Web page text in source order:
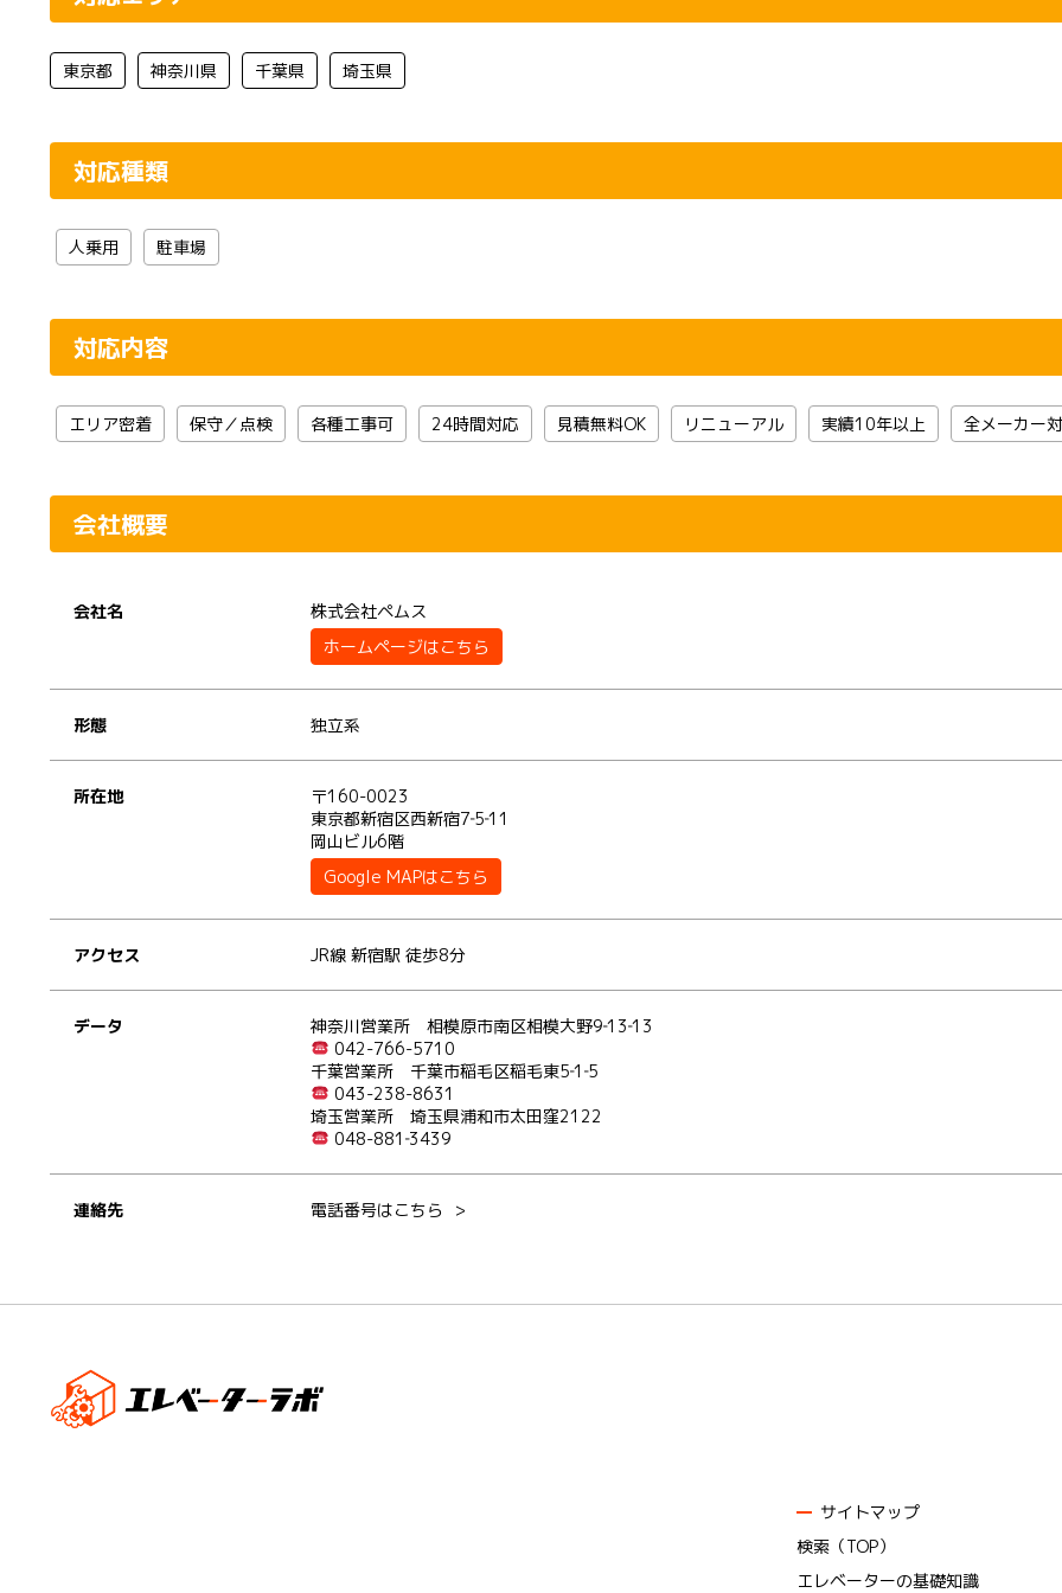
東京都 神奈川県 千葉県 埼玉県
対応種類
人乗用 駐車場
対応内容
エリア密着 保守／点検 各種工事可 24時間対応 見積無料OK リニューアル 実績10年以上 全メーカー
会社概要
会社名
株式会社ペムス
ホームページはこちら
形態 独立系
所在地
〒160-0023
東京都新宿区西新宿7‐5‐11
岡山ビル6階
Google MAPはこちら
アクセス JR線 新宿駅 徒歩8分
データ
神奈川営業所 相模原市南区相模大野9‐13‐13
042-766-5710
千葉営業所 千葉市稲毛区稲毛東5‐1‐5
043-238-8631
埼玉営業所 埼玉県浦和市太田窪2122
048-881‐3439
連絡先 電話番号はこちら
サイトマップ
検索（TOP）
エレベーターの基礎知識